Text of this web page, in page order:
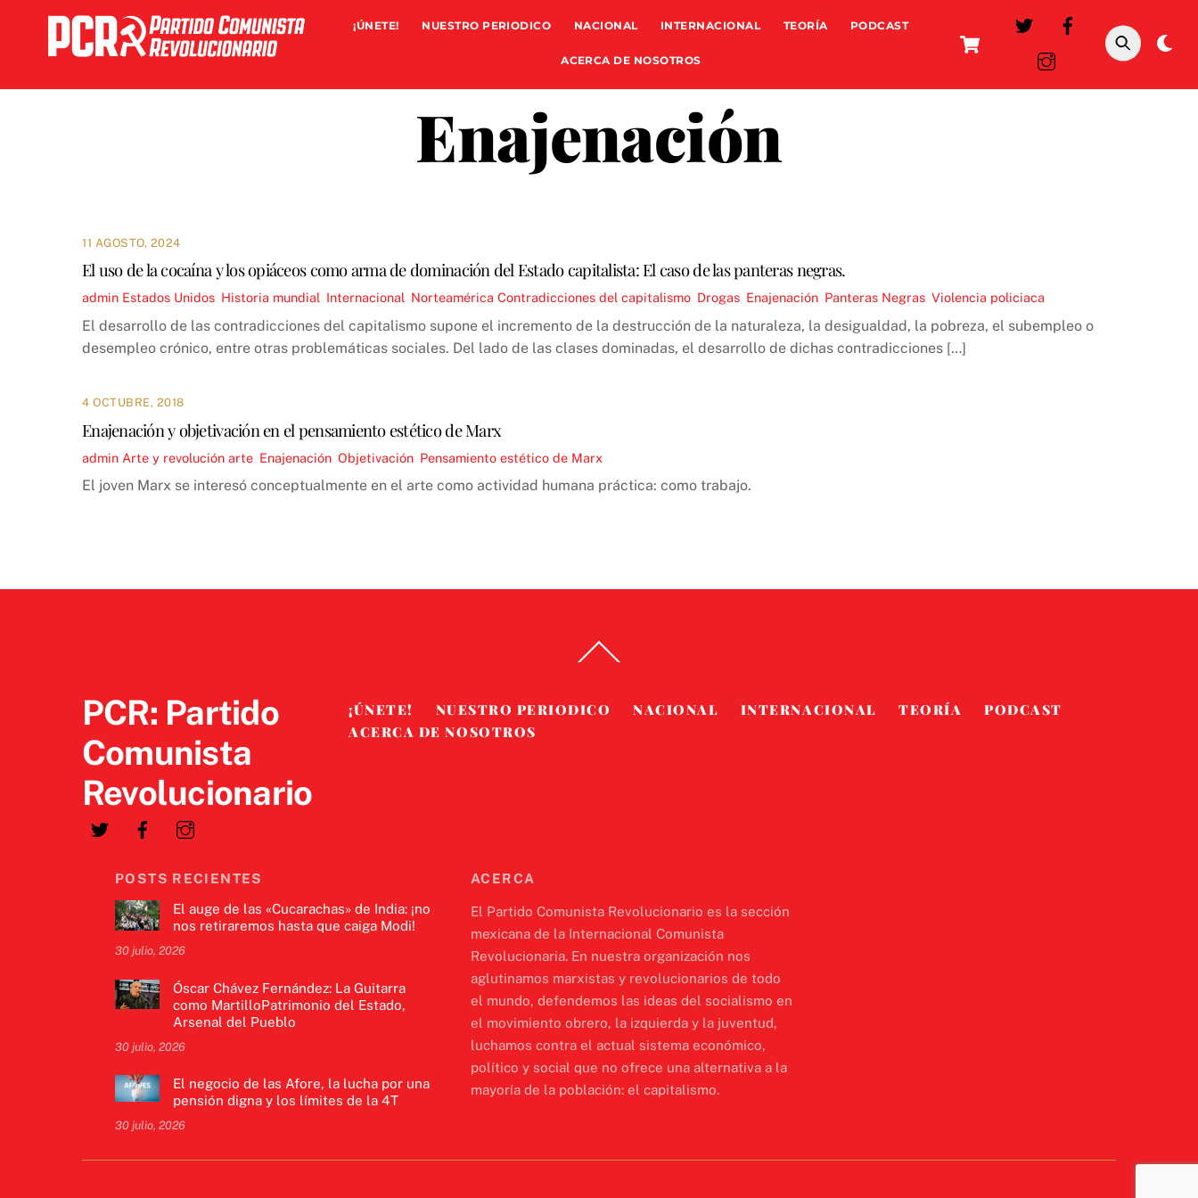
content
Cart
¡ÚNETE! NUESTRO PERIODICO NACIONAL INTERNACIONAL TEORÍA PODCAST
ACERCA DE NOSOTROS
Enajenación
11 AGOSTO, 2024
El uso de la cocaína y los opiáceos como arma de dominación del Estado capitalista: El caso de las panteras negras.
admin Estados Unidos Historia mundial Internacional Norteamérica Contradicciones del capitalismo Drogas Enajenación Panteras Negras Violencia policiaca
El desarrollo de las contradicciones del capitalismo supone el incremento de la destrucción de la naturaleza, la desigualdad, la pobreza, el subempleo o
desempleo crónico, entre otras problemáticas sociales. Del lado de las clases dominadas, el desarrollo de dichas contradicciones […]
4 OCTUBRE, 2018
Enajenación y objetivación en el pensamiento estético de Marx
admin Arte y revolución arte Enajenación Objetivación Pensamiento estético de Marx
El joven Marx se interesó conceptualmente en el arte como actividad humana práctica: como trabajo.
To
PCR: Partido
Comunista
Revolucionario
¡ÚNETE! NUESTRO PERIODICO NACIONAL INTERNACIONAL TEORÍA
PODCAST
ACERCA DE NOSOTROS
POSTS RECIENTES
El auge de las «Cucarachas» de India: ¡no
nos retiraremos hasta que caiga Modi!
30 julio, 2026
Óscar Chávez Fernández: La Guitarra
como MartilloPatrimonio del Estado,
Arsenal del Pueblo
30 julio, 2026
El negocio de las Afore, la lucha por una
pensión digna y los límites de la 4T
30 julio, 2026
ACERCA
El Partido Comunista Revolucionario es la sección
mexicana de la Internacional Comunista
Revolucionaria. En nuestra organización nos
aglutinamos marxistas y revolucionarios de todo
el mundo, defendemos las ideas del socialismo en
el movimiento obrero, la izquierda y la juventud,
luchamos contra el actual sistema económico,
político y social que no ofrece una alternativa a la
mayoría de la población: el capitalismo.